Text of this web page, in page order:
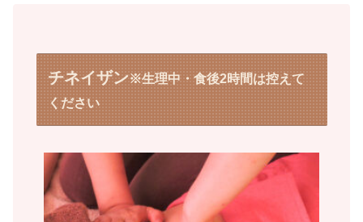
チネイザン※生理中・食後2時間は控えて
ください